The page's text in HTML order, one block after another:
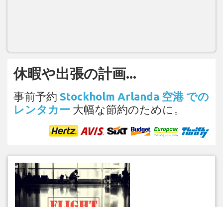
休暇や出張の計画...
事前予約 Stockholm Arlanda 空港 での
レンタカー 大幅な節約のために。